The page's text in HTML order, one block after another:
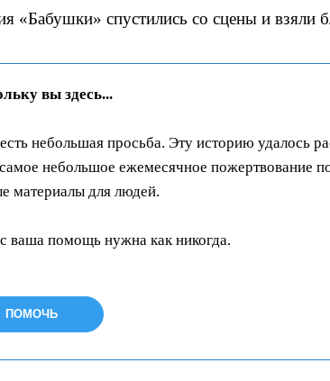
«Бабушки» спустились со сцены и взяли
вы здесь...
небольшая просьба. Эту историю удалось
небольшое ежемесячное пожертвование
материалы для людей.
ваша помощь нужна как никогда.
ПОМОЧЬ